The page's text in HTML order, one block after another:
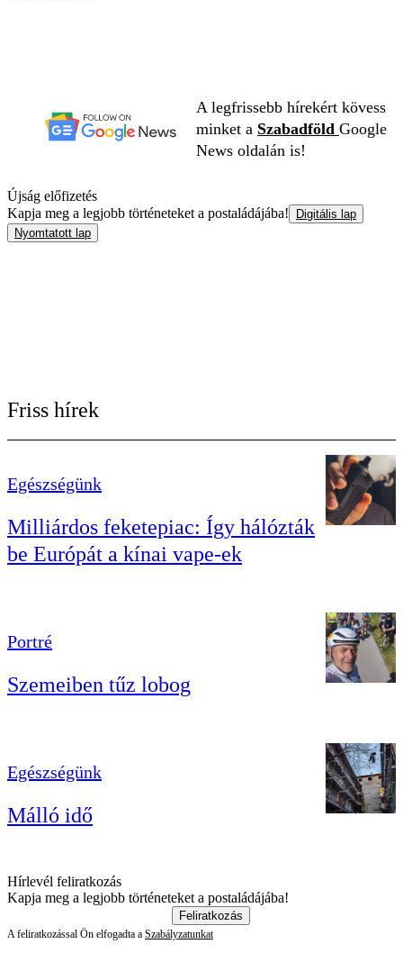
A legfrissebb hírekért kövess
minket a Szabadföld Google
News oldalán is!
Újság előfizetés
Kapja meg a legjobb történeteket a postaládájába!
Digitális lap
Nyomtatott lap
Friss hírek
Egészségünk
Milliárdos feketepiac: Így hálózták
be Európát a kínai vape-ek
Portré
Szemeiben tűz lobog
Egészségünk
Málló idő
Hírlevél feliratkozás
Kapja meg a legjobb történeteket a postaládájába!
Feliratkozás
A feliratkozással Ön elfogadta a Szabályzatunkat